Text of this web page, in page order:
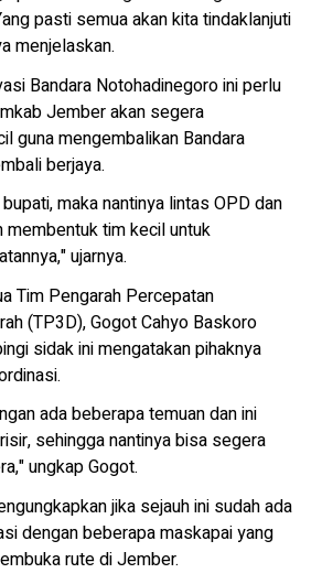
pasti semua akan kita tindaklanjuti
menjelaskan.
Bandara Notohadinegoro ini perlu
Jember akan segera
guna mengembalikan Bandara
berjaya.
maka nantinya lintas OPD dan
membentuk tim kecil untuk
ujarnya.
Tim Pengarah Percepatan
(TP3D), Gogot Cahyo Baskoro
sidak ini mengatakan pihaknya
ada beberapa temuan dan ini
sehingga nantinya bisa segera
ungkap Gogot.
jika sejauh ini sudah ada
dengan beberapa maskapai yang
rute di Jember.